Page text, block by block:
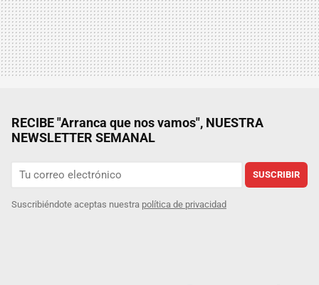
RECIBE "Arranca que nos vamos", NUESTRA
NEWSLETTER SEMANAL
SUSCRIBIR
Suscribiéndote aceptas nuestra política de privacidad